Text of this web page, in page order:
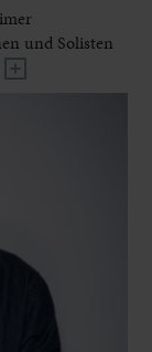
und Solisten